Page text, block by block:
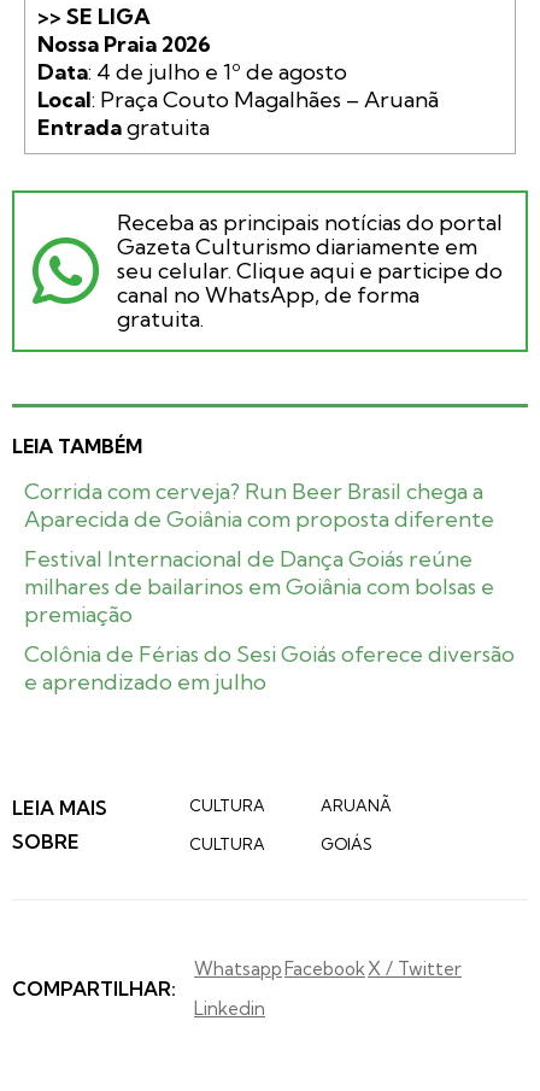
>> SE LIGA
Nossa Praia 2026
Data
Local
Entrada gratuita
Receba as principais notícias do portal
Gazeta Culturismo diariamente em
seu celular. Clique aqui e participe do
canal no WhatsApp, de forma
gratuita.
LEIA TAMBÉM
Corrida com cerveja? Run Beer Brasil chega a
Aparecida de Goiânia com proposta diferente
Festival Internacional de Dança Goiás reúne
milhares de bailarinos em Goiânia com bolsas e
premiação
Colônia de Férias do Sesi Goiás oferece diversão
e aprendizado em julho
LEIA MAIS
SOBRE
CULTURA
ARUANÃ
CULTURA
GOIÁS
COMPARTILHAR:
WhatsappFacebook X / Twitter
Linkedin